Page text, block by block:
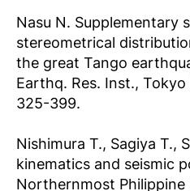
Nasu N. Supplementary
stereometrical
the great Tango
Earthq. Res. Inst., Tokyo
325-399.
Nishimura T., Sagiya T.,
kinematics and seismic
Northernmost Philippine